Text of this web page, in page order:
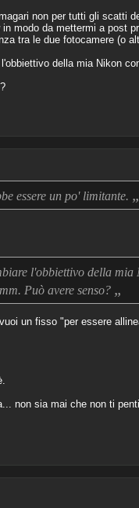
non per tutti gli scatti
modo da mettermi a post
tra le due fotocamere (o
della mia Nikon
essere un po' limitante. „
l'obbiettivo della
Può avere senso? „
un fisso "per essere
non sia mai che non ti